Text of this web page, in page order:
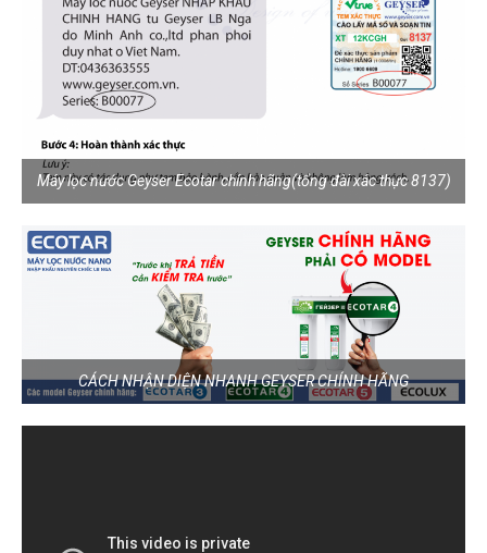
Máy lọc nước Geyser Ecotar chính hãng(tổng đài xác thực 8137)
CÁCH NHẬN DIỆN NHANH GEYSER CHÍNH HÃNG